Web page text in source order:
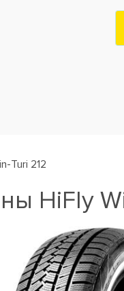
Turi 212
HiFly